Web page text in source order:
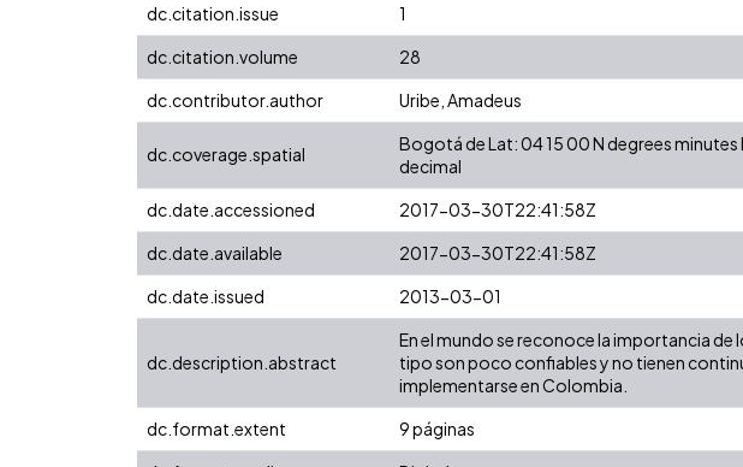
dc.citation.issue
1
dc.citation.volume
28
dc.contributor.author
Uribe, Amadeus
dc.coverage.spatial
Bogotá de Lat: 04 15 00 N degrees
decimal
dc.date.accessioned
2017-03-30T22:41:58Z
dc.date.available
2017-03-30T22:41:58Z
dc.date.issued
2013-03-01
dc.description.abstract
En el mundo se reconoce la importancia
tipo son poco confiables y no tienen
implementarse en Colombia.
dc.format.extent 9 páginas